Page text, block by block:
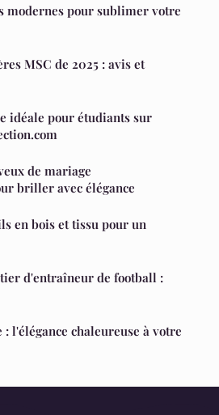
modernes pour sublimer votre
MSC de 2025 : avis et
idéale pour étudiants sur
de mariage
briller avec élégance
en bois et tissu pour un
d'entraîneur de football :
: l'élégance chaleureuse à votre